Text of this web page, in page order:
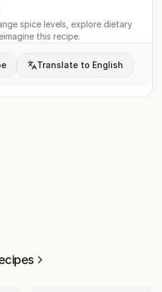
spice levels, explore dietary
this recipe.
Translate to English